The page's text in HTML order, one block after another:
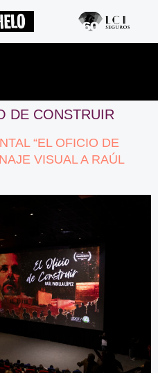
DE CONSTRUIR
“EL OFICIO DE
VISUAL A RAÚL